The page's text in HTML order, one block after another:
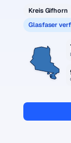
Kreis Gifhorn
Glasfaser